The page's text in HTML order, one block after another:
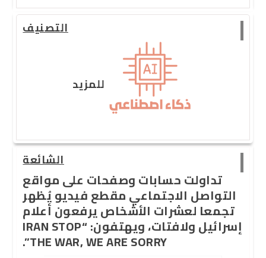
التصنيف
للمزيد
الشائعة
تداولت حسابات وصفحات على مواقع
التواصل الاجتماعي مقطع فيديو يُظهر
تجمعا لعشرات الأشخاص يرفعون أعلام
إسرائيل ولافتات، ويهتفون: “IRAN STOP
THE WAR, WE ARE SORRY”.